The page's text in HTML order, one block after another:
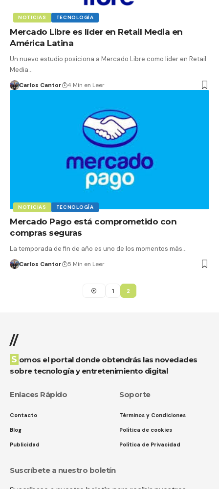
NOTICIAS TECNOLOGÍA
Mercado Libre es líder en Retail Media en
América Latina
Un nuevo estudio posiciona a Mercado Libre como líder en Retail
Media…
Carlos Cantor 4 Min en Leer
NOTICIAS TECNOLOGÍA
Mercado Pago está comprometido con
compras seguras
La temporada de fin de año es uno de los momentos más…
Carlos Cantor 5 Min en Leer
1 2
//
Somos el portal donde obtendrás las novedades
sobre tecnología y entretenimiento digital
Enlaces Rápido
Contacto
Blog
Publicidad
Soporte
Términos y Condiciones
Política de cookies
Política de Privacidad
Suscríbete a nuestro boletín